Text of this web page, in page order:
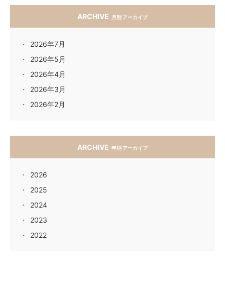
ARCHIVE 月別 アーカイブ
2026年7月
2026年5月
2026年4月
2026年3月
2026年2月
ARCHIVE 年別 アーカイブ
2026
2025
2024
2023
2022